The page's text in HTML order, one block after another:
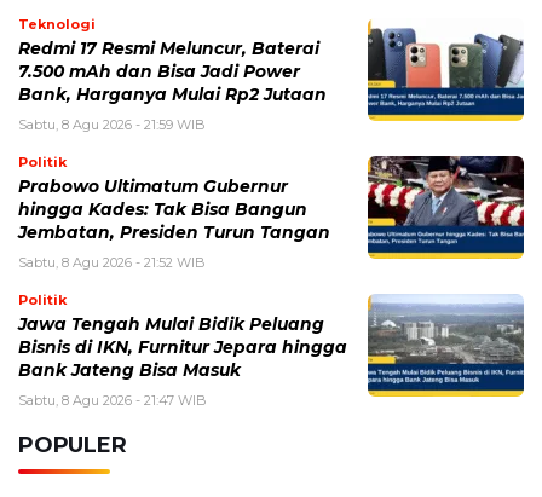
Teknologi
Redmi 17 Resmi Meluncur, Baterai
7.500 mAh dan Bisa Jadi Power
Bank, Harganya Mulai Rp2 Jutaan
Sabtu, 8 Agu 2026 - 21:59 WIB
Politik
Prabowo Ultimatum Gubernur
hingga Kades: Tak Bisa Bangun
Jembatan, Presiden Turun Tangan
Sabtu, 8 Agu 2026 - 21:52 WIB
Politik
Jawa Tengah Mulai Bidik Peluang
Bisnis di IKN, Furnitur Jepara hingga
Bank Jateng Bisa Masuk
Sabtu, 8 Agu 2026 - 21:47 WIB
POPULER